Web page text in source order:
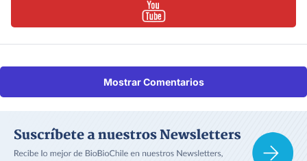
Mostrar Comentarios